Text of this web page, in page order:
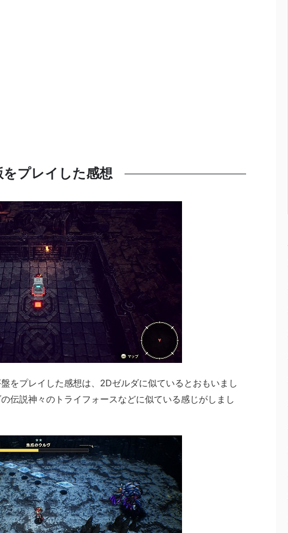
をプレイした感想
をプレイした感想は、2Dゼルダに似ているとおもいまし
伝説神々のトライフォースなどに似ている感じがしまし